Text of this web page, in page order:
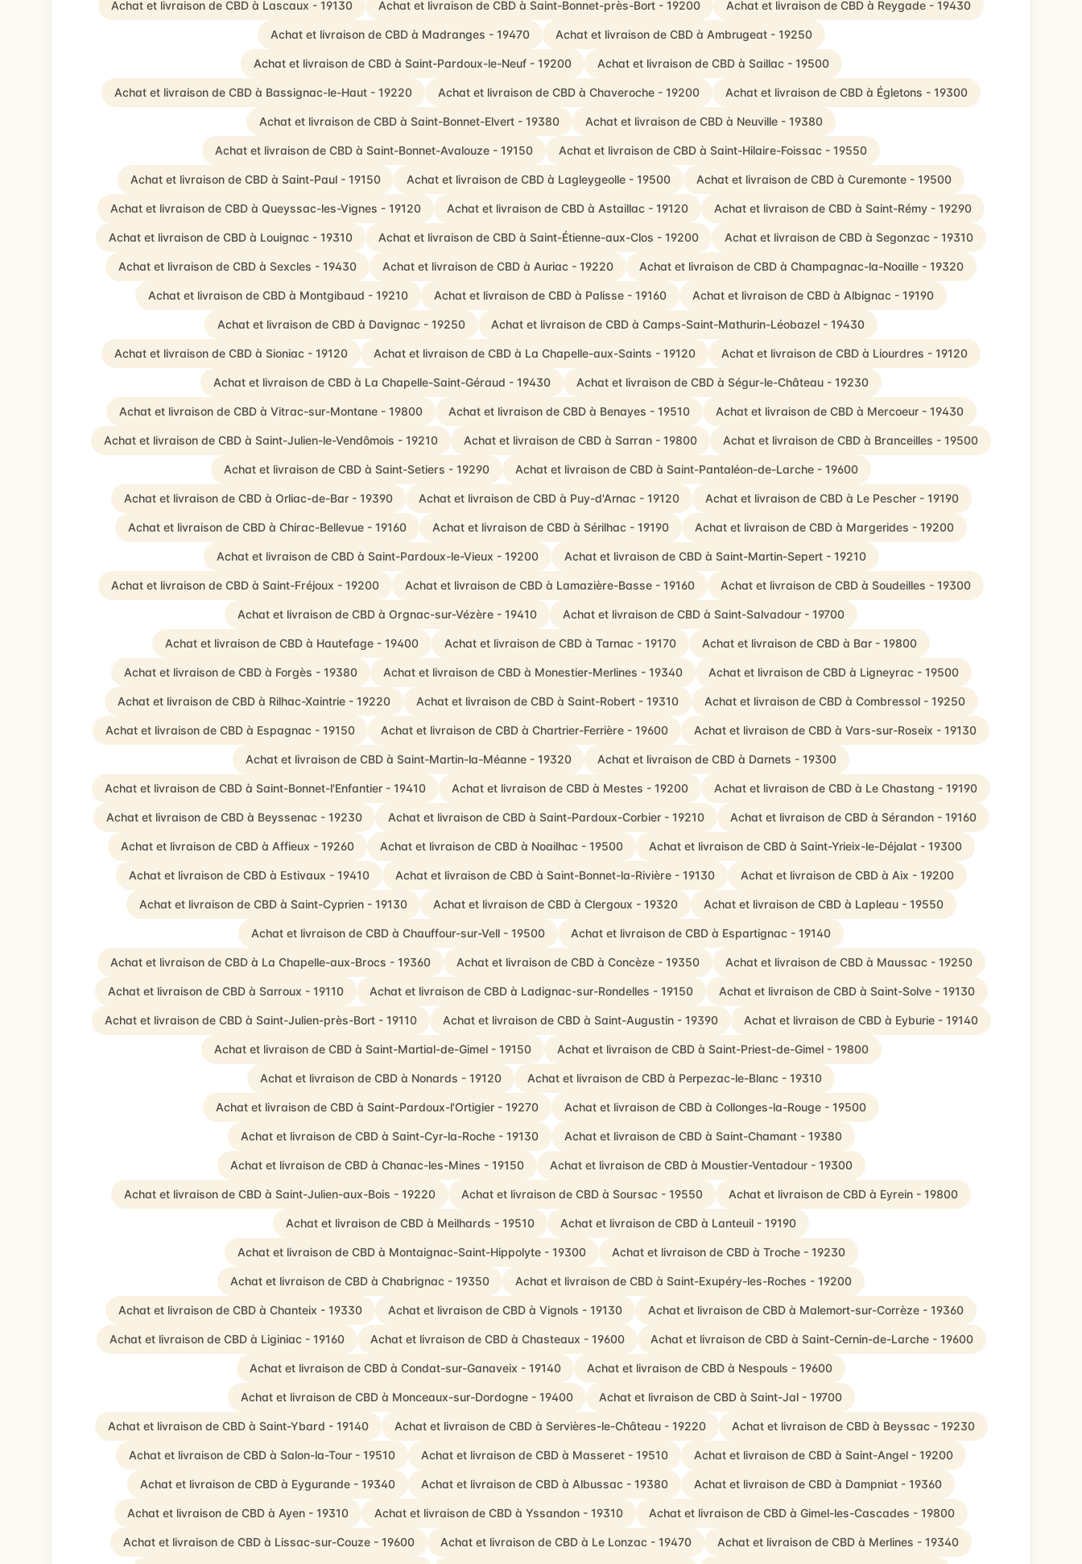
Achat et livraison de CBD à Lascaux - 19130 Achat et livraison de CBD à Saint-Bonnet-près-Bort - 19200 Achat et livraison de CBD à Reygade - 19430
Achat et livraison de CBD à Madranges - 19470 Achat et livraison de CBD à Ambrugeat - 19250
Achat et livraison de CBD à Saint-Pardoux-le-Neuf - 19200 Achat et livraison de CBD à Saillac - 19500
Achat et livraison de CBD à Bassignac-le-Haut - 19220 Achat et livraison de CBD à Chaveroche - 19200 Achat et livraison de CBD à Égletons - 19300
Achat et livraison de CBD à Saint-Bonnet-Elvert - 19380 Achat et livraison de CBD à Neuville - 19380
Achat et livraison de CBD à Saint-Bonnet-Avalouze - 19150 Achat et livraison de CBD à Saint-Hilaire-Foissac - 19550
Achat et livraison de CBD à Saint-Paul - 19150 Achat et livraison de CBD à Lagleygeolle - 19500 Achat et livraison de CBD à Curemonte - 19500
Achat et livraison de CBD à Queyssac-les-Vignes - 19120 Achat et livraison de CBD à Astaillac - 19120 Achat et livraison de CBD à Saint-Rémy - 19290
Achat et livraison de CBD à Louignac - 19310 Achat et livraison de CBD à Saint-Étienne-aux-Clos - 19200 Achat et livraison de CBD à Segonzac - 19310
Achat et livraison de CBD à Sexcles - 19430 Achat et livraison de CBD à Auriac - 19220 Achat et livraison de CBD à Champagnac-la-Noaille - 19320
Achat et livraison de CBD à Montgibaud - 19210 Achat et livraison de CBD à Palisse - 19160 Achat et livraison de CBD à Albignac - 19190
Achat et livraison de CBD à Davignac - 19250 Achat et livraison de CBD à Camps-Saint-Mathurin-Léobazel - 19430
Achat et livraison de CBD à Sioniac - 19120 Achat et livraison de CBD à La Chapelle-aux-Saints - 19120 Achat et livraison de CBD à Liourdres - 19120
Achat et livraison de CBD à La Chapelle-Saint-Géraud - 19430 Achat et livraison de CBD à Ségur-le-Château - 19230
Achat et livraison de CBD à Vitrac-sur-Montane - 19800 Achat et livraison de CBD à Benayes - 19510 Achat et livraison de CBD à Mercoeur - 19430
Achat et livraison de CBD à Saint-Julien-le-Vendômois - 19210 Achat et livraison de CBD à Sarran - 19800 Achat et livraison de CBD à Branceilles - 19500
Achat et livraison de CBD à Saint-Setiers - 19290 Achat et livraison de CBD à Saint-Pantaléon-de-Larche - 19600
Achat et livraison de CBD à Orliac-de-Bar - 19390 Achat et livraison de CBD à Puy-d'Arnac - 19120 Achat et livraison de CBD à Le Pescher - 19190
Achat et livraison de CBD à Chirac-Bellevue - 19160 Achat et livraison de CBD à Sérilhac - 19190 Achat et livraison de CBD à Margerides - 19200
Achat et livraison de CBD à Saint-Pardoux-le-Vieux - 19200 Achat et livraison de CBD à Saint-Martin-Sepert - 19210
Achat et livraison de CBD à Saint-Fréjoux - 19200 Achat et livraison de CBD à Lamazière-Basse - 19160 Achat et livraison de CBD à Soudeilles - 19300
Achat et livraison de CBD à Orgnac-sur-Vézère - 19410 Achat et livraison de CBD à Saint-Salvadour - 19700
Achat et livraison de CBD à Hautefage - 19400 Achat et livraison de CBD à Tarnac - 19170 Achat et livraison de CBD à Bar - 19800
Achat et livraison de CBD à Forgès - 19380 Achat et livraison de CBD à Monestier-Merlines - 19340 Achat et livraison de CBD à Ligneyrac - 19500
Achat et livraison de CBD à Rilhac-Xaintrie - 19220 Achat et livraison de CBD à Saint-Robert - 19310 Achat et livraison de CBD à Combressol - 19250
Achat et livraison de CBD à Espagnac - 19150 Achat et livraison de CBD à Chartrier-Ferrière - 19600 Achat et livraison de CBD à Vars-sur-Roseix - 19130
Achat et livraison de CBD à Saint-Martin-la-Méanne - 19320 Achat et livraison de CBD à Darnets - 19300
Achat et livraison de CBD à Saint-Bonnet-l'Enfantier - 19410 Achat et livraison de CBD à Mestes - 19200 Achat et livraison de CBD à Le Chastang - 19190
Achat et livraison de CBD à Beyssenac - 19230 Achat et livraison de CBD à Saint-Pardoux-Corbier - 19210 Achat et livraison de CBD à Sérandon - 19160
Achat et livraison de CBD à Affieux - 19260 Achat et livraison de CBD à Noailhac - 19500 Achat et livraison de CBD à Saint-Yrieix-le-Déjalat - 19300
Achat et livraison de CBD à Estivaux - 19410 Achat et livraison de CBD à Saint-Bonnet-la-Rivière - 19130 Achat et livraison de CBD à Aix - 19200
Achat et livraison de CBD à Saint-Cyprien - 19130 Achat et livraison de CBD à Clergoux - 19320 Achat et livraison de CBD à Lapleau - 19550
Achat et livraison de CBD à Chauffour-sur-Vell - 19500 Achat et livraison de CBD à Espartignac - 19140
Achat et livraison de CBD à La Chapelle-aux-Brocs - 19360 Achat et livraison de CBD à Concèze - 19350 Achat et livraison de CBD à Maussac - 19250
Achat et livraison de CBD à Sarroux - 19110 Achat et livraison de CBD à Ladignac-sur-Rondelles - 19150 Achat et livraison de CBD à Saint-Solve - 19130
Achat et livraison de CBD à Saint-Julien-près-Bort - 19110 Achat et livraison de CBD à Saint-Augustin - 19390 Achat et livraison de CBD à Eyburie - 19140
Achat et livraison de CBD à Saint-Martial-de-Gimel - 19150 Achat et livraison de CBD à Saint-Priest-de-Gimel - 19800
Achat et livraison de CBD à Nonards - 19120 Achat et livraison de CBD à Perpezac-le-Blanc - 19310
Achat et livraison de CBD à Saint-Pardoux-l'Ortigier - 19270 Achat et livraison de CBD à Collonges-la-Rouge - 19500
Achat et livraison de CBD à Saint-Cyr-la-Roche - 19130 Achat et livraison de CBD à Saint-Chamant - 19380
Achat et livraison de CBD à Chanac-les-Mines - 19150 Achat et livraison de CBD à Moustier-Ventadour - 19300
Achat et livraison de CBD à Saint-Julien-aux-Bois - 19220 Achat et livraison de CBD à Soursac - 19550 Achat et livraison de CBD à Eyrein - 19800
Achat et livraison de CBD à Meilhards - 19510 Achat et livraison de CBD à Lanteuil - 19190
Achat et livraison de CBD à Montaignac-Saint-Hippolyte - 19300 Achat et livraison de CBD à Troche - 19230
Achat et livraison de CBD à Chabrignac - 19350 Achat et livraison de CBD à Saint-Exupéry-les-Roches - 19200
Achat et livraison de CBD à Chanteix - 19330 Achat et livraison de CBD à Vignols - 19130 Achat et livraison de CBD à Malemort-sur-Corrèze - 19360
Achat et livraison de CBD à Liginiac - 19160 Achat et livraison de CBD à Chasteaux - 19600 Achat et livraison de CBD à Saint-Cernin-de-Larche - 19600
Achat et livraison de CBD à Condat-sur-Ganaveix - 19140 Achat et livraison de CBD à Nespouls - 19600
Achat et livraison de CBD à Monceaux-sur-Dordogne - 19400 Achat et livraison de CBD à Saint-Jal - 19700
Achat et livraison de CBD à Saint-Ybard - 19140 Achat et livraison de CBD à Servières-le-Château - 19220 Achat et livraison de CBD à Beyssac - 19230
Achat et livraison de CBD à Salon-la-Tour - 19510 Achat et livraison de CBD à Masseret - 19510 Achat et livraison de CBD à Saint-Angel - 19200
Achat et livraison de CBD à Eygurande - 19340 Achat et livraison de CBD à Albussac - 19380 Achat et livraison de CBD à Dampniat - 19360
Achat et livraison de CBD à Ayen - 19310 Achat et livraison de CBD à Yssandon - 19310 Achat et livraison de CBD à Gimel-les-Cascades - 19800
Achat et livraison de CBD à Lissac-sur-Couze - 19600 Achat et livraison de CBD à Le Lonzac - 19470 Achat et livraison de CBD à Merlines - 19340